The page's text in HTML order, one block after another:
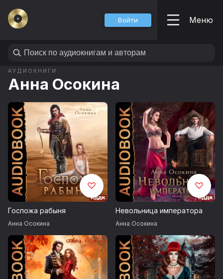
Войти Меню
АУДИОКНИГИ
Анна Осокина
Госпожа рабыня
Анна Осокина
Невольница императора
Анна Осокина